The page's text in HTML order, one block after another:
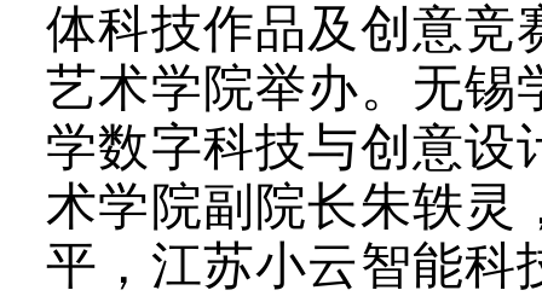
体科技作品及创意竞
艺术学院举办。无锡
学数字科技与创意设
术学院副院长朱轶灵
平，江苏小云智能科